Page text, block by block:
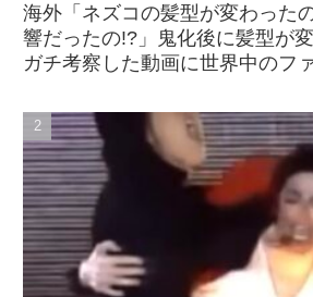
海外「ネズコの髪型が変わった
響だったの!?」鬼化後に髪型が
ガチ考察した動画に世界中のフ